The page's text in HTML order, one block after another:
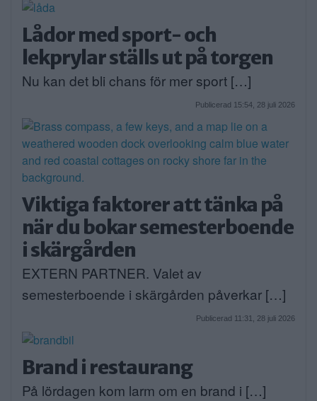
Lådor med sport- och
lekprylar ställs ut på torgen
Nu kan det bli chans för mer sport […]
Publicerad 15:54, 28 juli 2026
Viktiga faktorer att tänka på
när du bokar semesterboende
i skärgården
EXTERN PARTNER. Valet av
semesterboende i skärgården påverkar […]
Publicerad 11:31, 28 juli 2026
Brand i restaurang
På lördagen kom larm om en brand i […]